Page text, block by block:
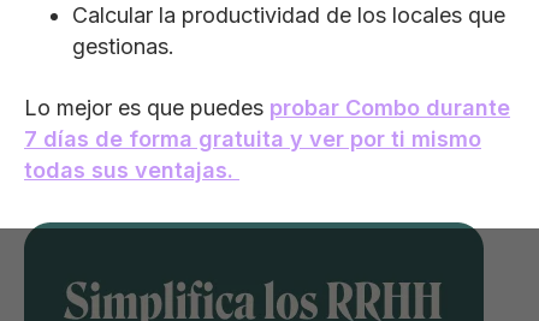
Calcular la productividad de los locales que
gestionas.
Lo mejor es que puedes probar Combo durante
7 días de forma gratuita y ver por ti mismo
todas sus ventajas.